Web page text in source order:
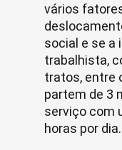
vários
social e se a
trabalhista,
tratos, entre
partem de 3
serviço com
horas por dia.